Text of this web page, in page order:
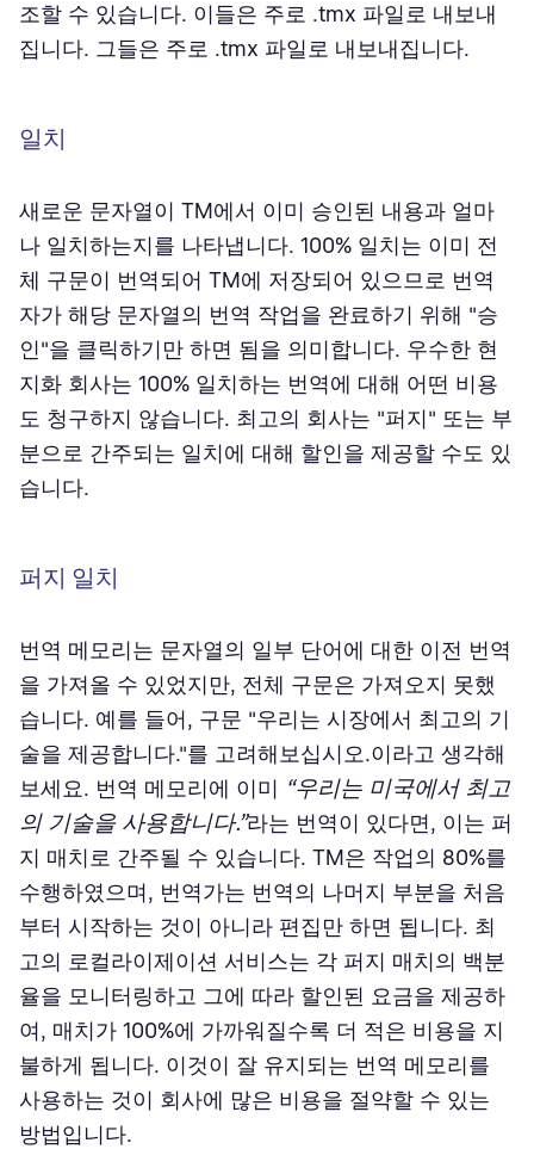
조할 수 있습니다. 이들은 주로 .tmx 파일로 내보내
집니다. 그들은 주로 .tmx 파일로 내보내집니다.
일치
새로운 문자열이 TM에서 이미 승인된 내용과 얼마
나 일치하는지를 나타냅니다. 100% 일치는 이미 전
체 구문이 번역되어 TM에 저장되어 있으므로 번역
자가 해당 문자열의 번역 작업을 완료하기 위해 "승
인"을 클릭하기만 하면 됨을 의미합니다. 우수한 현
지화 회사는 100% 일치하는 번역에 대해 어떤 비용
도 청구하지 않습니다. 최고의 회사는 "퍼지" 또는 부
분으로 간주되는 일치에 대해 할인을 제공할 수도 있
습니다.
퍼지 일치
번역 메모리는 문자열의 일부 단어에 대한 이전 번역
을 가져올 수 있었지만, 전체 구문은 가져오지 못했
습니다. 예를 들어, 구문 "우리는 시장에서 최고의 기
술을 제공합니다."를 고려해보십시오.이라고 생각해
보세요. 번역 메모리에 이미 “우리는 미국에서 최고
의 기술을 사용합니다.”라는 번역이 있다면, 이는 퍼
지 매치로 간주될 수 있습니다. TM은 작업의 80%를
수행하였으며, 번역가는 번역의 나머지 부분을 처음
부터 시작하는 것이 아니라 편집만 하면 됩니다. 최
고의 로컬라이제이션 서비스는 각 퍼지 매치의 백분
율을 모니터링하고 그에 따라 할인된 요금을 제공하
여, 매치가 100%에 가까워질수록 더 적은 비용을 지
불하게 됩니다. 이것이 잘 유지되는 번역 메모리를
사용하는 것이 회사에 많은 비용을 절약할 수 있는
방법입니다.